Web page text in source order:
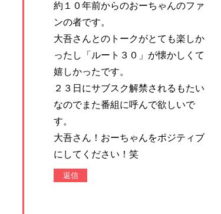
約１０年前からのおーちゃんのファ
ンの者です。
大吾さんとのトークがとても楽しか
ったし「ルート３０」が懐かしくて
嬉しかったです。
２３日にサブスク解禁されるもたい
なのでまた番組に呼んで欲しいで
す。
大吾さん！おーちゃんをポジティブ
にしてください！笑
返信